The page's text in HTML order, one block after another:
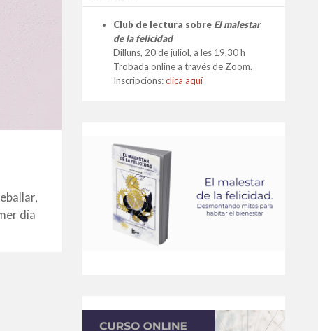
dia
Club de lectura sobre El malestar
de la felicidad
Dilluns, 20 de juliol, a les 19.30 h
Trobada online a través de Zoom.
Inscripcions:clica aquí